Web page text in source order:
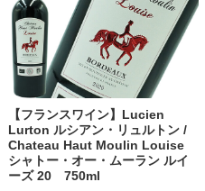
【フランスワイン】Lucien
Lurton ルシアン・リュルトン /
Chateau Haut Moulin Louise
シャトー・オー・ムーラン ルイ
ーズ 20 750ml